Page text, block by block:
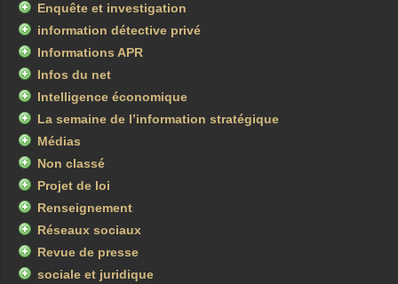
Enquête et investigation
information détective privé
Informations APR
Infos du net
Intelligence économique
La semaine de l’information stratégique
Médias
Non classé
Projet de loi
Renseignement
Réseaux sociaux
Revue de presse
sociale et juridique